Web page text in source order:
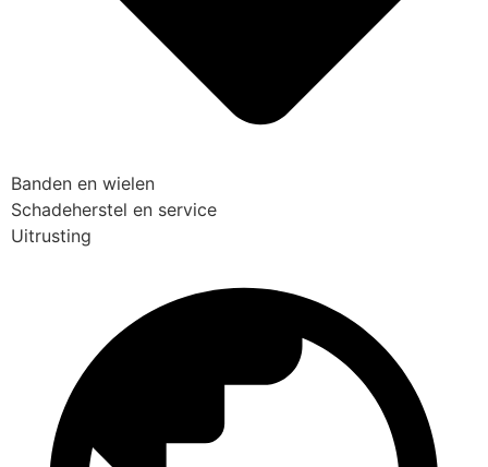
Banden en wielen
Schadeherstel en service
Uitrusting